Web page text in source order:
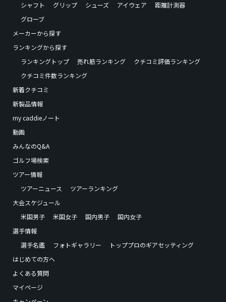
シャフト
グリップ シューズ アイウェア
距離計測器
グローブ
メーカーから探す
ランキングから探す
ランキングトップ
売れ筋ランキング
クチコミ評価ランキング
クチコミ件数ランキング
新着クチコミ
新製品情報
my caddieノート
動画
みんなのQ&A
ゴルフ場検索
ツアー情報
ツアーニュース
ツアーランキング
大会スケジュール
米国男子
米国女子 国内男子
国内女子
選手情報
選手名鑑
フォトギャラリー
トッププロのギアセッティング
はじめての方へ
よくある質問
マイページ